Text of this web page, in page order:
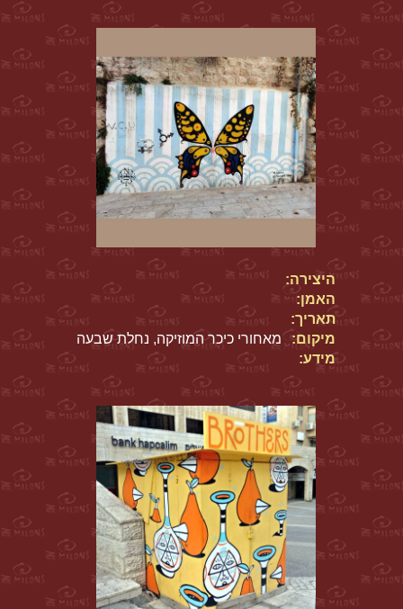
היצירה:
האמן:
תאריך:
מיקום:
מאחורי כיכר המוזיקה, נחלת שבעה
מידע: